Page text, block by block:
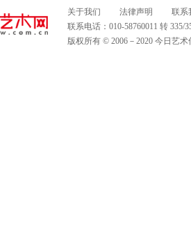
关于我们 法律声明
联系
联系电话：010-58760011 转
版权所有 © 2006－2020 今日艺